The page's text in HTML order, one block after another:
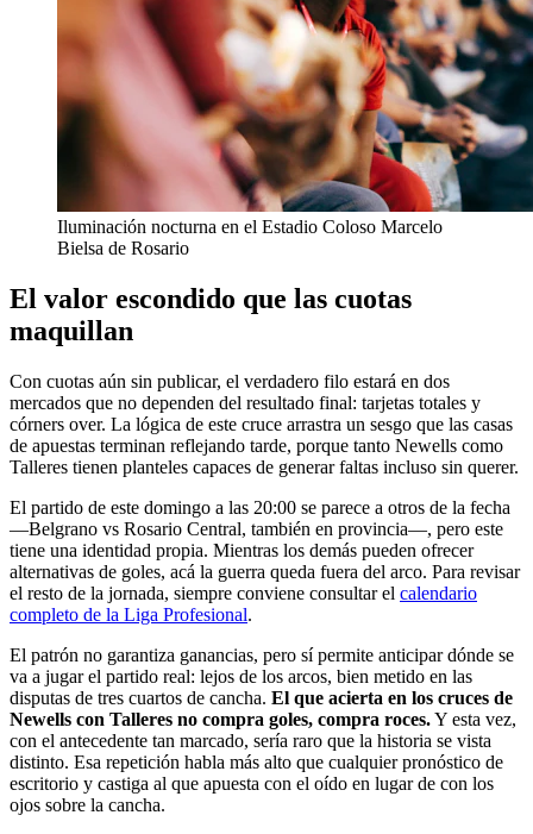
Iluminación nocturna en el Estadio Coloso Marcelo
Bielsa de Rosario
El valor escondido que las cuotas
maquillan
Con cuotas aún sin publicar, el verdadero filo estará en dos
mercados que no dependen del resultado final: tarjetas totales y
córners over. La lógica de este cruce arrastra un sesgo que las casas
de apuestas terminan reflejando tarde, porque tanto Newells como
Talleres tienen planteles capaces de generar faltas incluso sin querer.
El partido de este domingo a las 20:00 se parece a otros de la fecha
—Belgrano vs Rosario Central, también en provincia—, pero este
tiene una identidad propia. Mientras los demás pueden ofrecer
alternativas de goles, acá la guerra queda fuera del arco. Para revisar
el resto de la jornada, siempre conviene consultar el calendario
completo de la Liga Profesional.
El patrón no garantiza ganancias, pero sí permite anticipar dónde se
va a jugar el partido real: lejos de los arcos, bien metido en las
disputas de tres cuartos de cancha. El que acierta en los cruces de
Newells con Talleres no compra goles, compra roces.Y esta vez,
con el antecedente tan marcado, sería raro que la historia se vista
distinto. Esa repetición habla más alto que cualquier pronóstico de
escritorio y castiga al que apuesta con el oído en lugar de con los
ojos sobre la cancha.